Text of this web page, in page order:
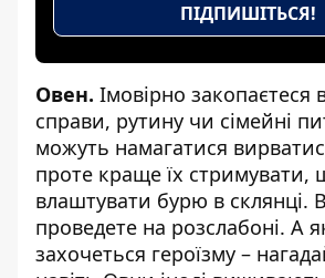
ПІДПИШІТЬСЯ!
Овен. Імовірно закопаєтеся
справи, рутину чи сімейні
можуть намагатися
проте краще їх стримувати,
влаштувати бурю в склянці.
проведете на розслабоні. А
захочеться героїзму –